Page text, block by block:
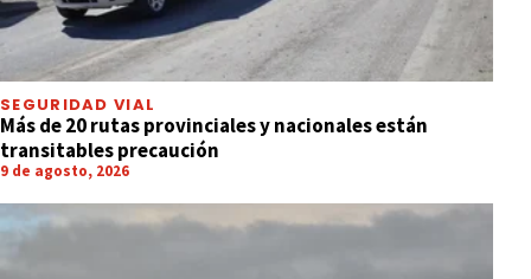
SEGURIDAD VIAL
Más de 20 rutas provinciales y nacionales están
transitables precaución
9 de agosto, 2026